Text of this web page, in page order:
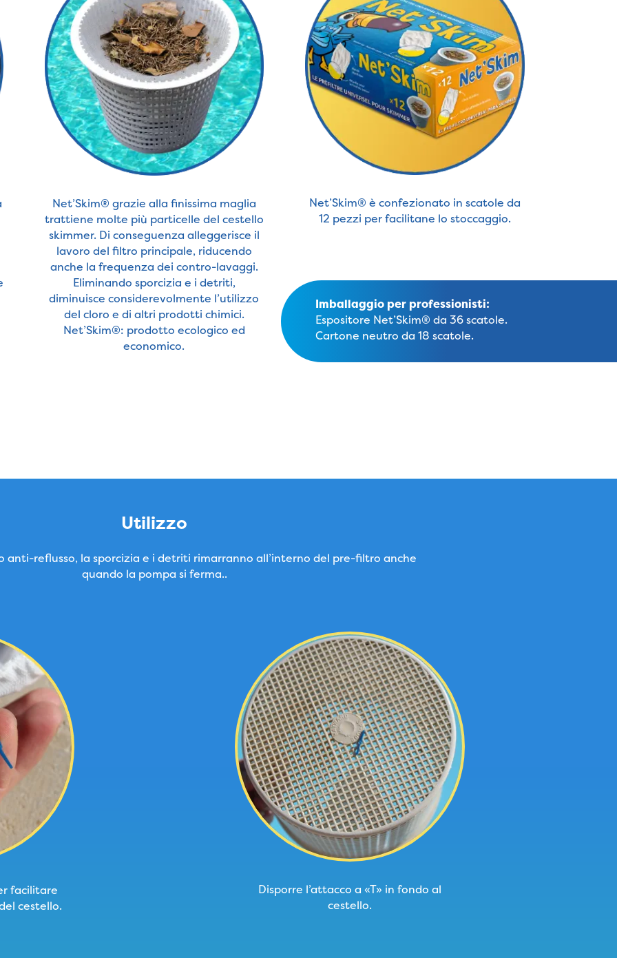
Net’Skim® grazie alla finissima maglia
trattiene molte più particelle del cestello
skimmer. Di conseguenza alleggerisce il
lavoro del filtro principale, riducendo
anche la frequenza dei contro-lavaggi.
Eliminando sporcizia e i detriti,
diminuisce considerevolmente l’utilizzo
del cloro e di altri prodotti chimici.
Net’Skim®: prodotto ecologico ed
economico.
Net’Skim® è confezionato in scatole da
12 pezzi per facilitane lo stoccaggio.
Imballaggio per professionisti:
Espositore Net’Skim® da 36 scatole.
Cartone neutro da 18 scatole.
Utilizzo
anti-reflusso, la sporcizia e i detriti rimarranno all’interno del pre-filtro anche
quando la pompa si ferma..
facilitare
cestello.
Disporre l’attacco a «T» in fondo al
cestello.